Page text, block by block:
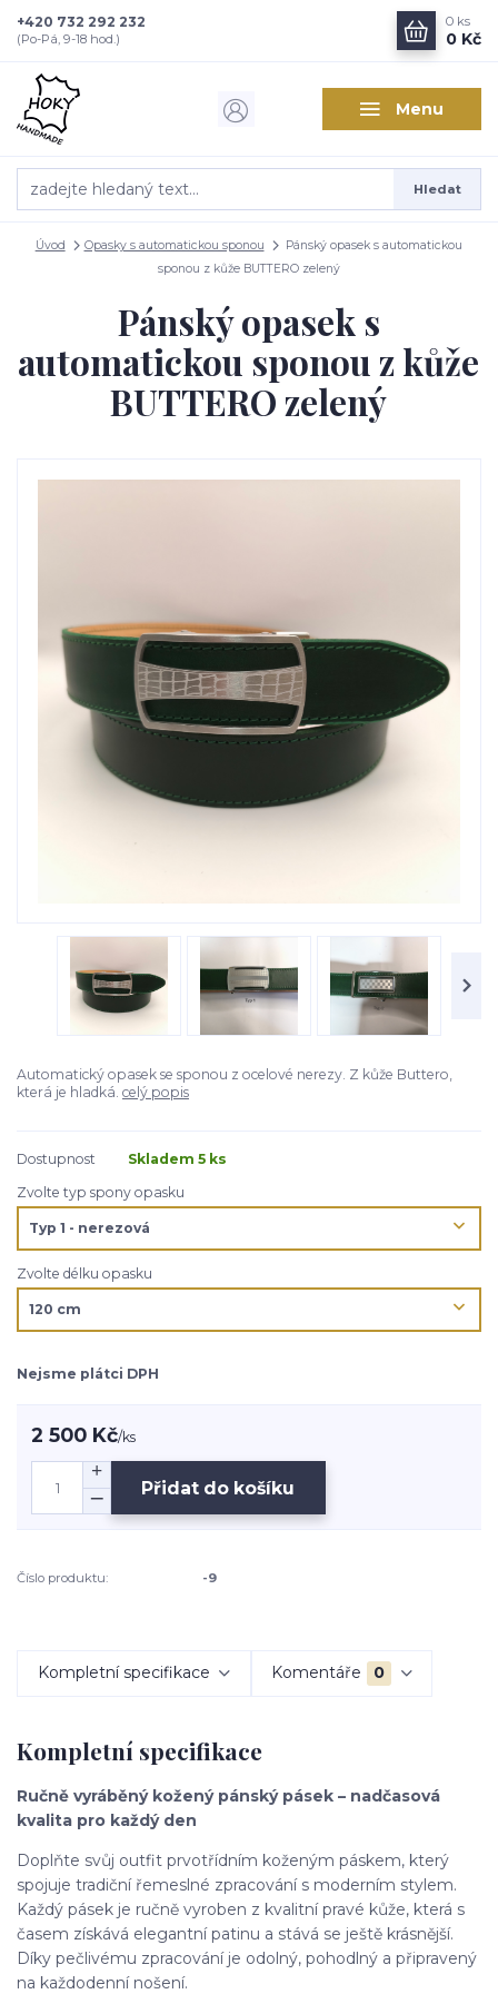
Menu
Hledat
+420 732 292 232
(Po-Pá, 9-18 hod.)
0 ks
0 Kč
Úvod Opasky s automatickou sponou
Pánský opasek s automatickou
sponou z kůže BUTTERO zelený
Pánský opasek s
automatickou sponou z kůže
BUTTERO zelený
Automatický opasek se sponou z ocelové nerezy. Z kůže Buttero,
která je hladká. celý popis
Dostupnost
Skladem 5 ks
Zvolte typ spony opasku
Zvolte délku opasku
Nejsme plátci DPH
2 500 Kč/ks
Přidat do košíku
Číslo produktu: -9
Kompletní specifikace Komentáře 0
Kompletní specifikace
Ručně vyráběný kožený pánský pásek – nadčasová
kvalita pro každý den
Doplňte svůj outfit prvotřídním koženým páskem, který
spojuje tradiční řemeslné zpracování s moderním stylem.
Každý pásek je ručně vyroben z kvalitní pravé kůže, která s
časem získává elegantní patinu a stává se ještě krásnější.
Díky pečlivému zpracování je odolný, pohodlný a připravený
na každodenní nošení.